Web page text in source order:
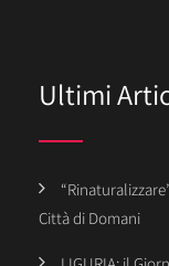
Ultimi
Città di Domani